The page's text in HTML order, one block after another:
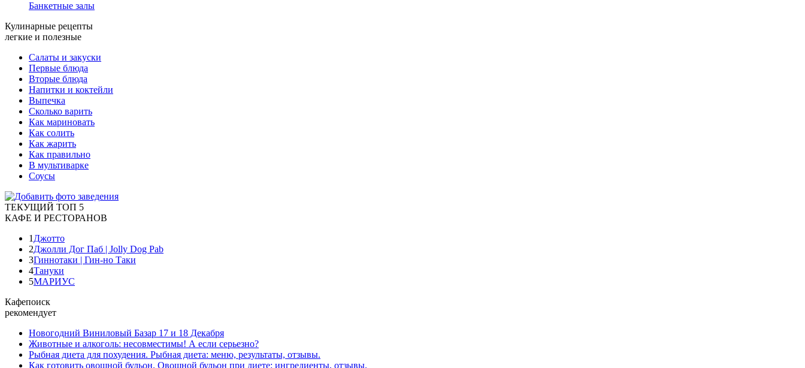
Банкетные залы
Кулинарные рецепты
легкие и полезные
Салаты и закуски
Первые блюда
Вторые блюда
Напитки и коктейли
Выпечка
Сколько варить
Как мариновать
Как солить
Как жарить
Как правильно
В мультиварке
Соусы
ТЕКУЩИЙ ТОП 5
КАФЕ И РЕСТОРАНОВ
1 Джотто
2Джолли Дог Паб | Jolly Dog Pab
3Гиннотаки | Гин-но Таки
4Тануки
5МАРИУС
Кафепоиск
рекомендует
Новогодний Виниловый Базар 17 и 18 Декабря
Животные и алкоголь: несовместимы! А если серьезно?
Рыбная диета для похудения. Рыбная диета: меню, результаты, отзывы.
Как готовить овощной бульон. Овощной бульон при диете: ингредиенты, отзывы.